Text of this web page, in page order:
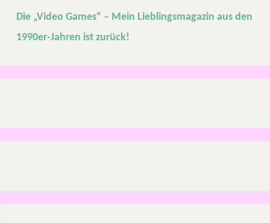
Die „Video Games“ – Mein Lieblingsmagazin aus den
1990er-Jahren ist zurück!